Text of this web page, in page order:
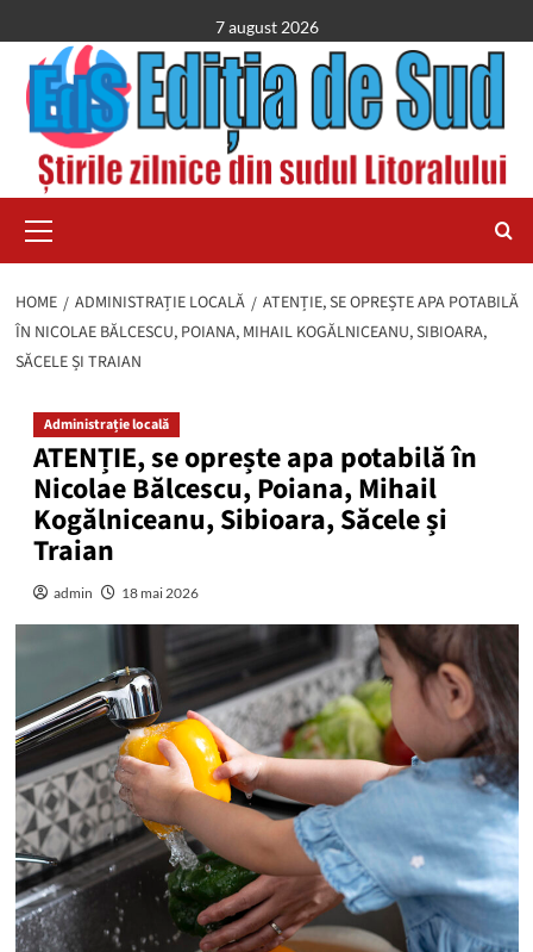
to
content
7 august 2026
Menu
HOME ADMINISTRAȚIE LOCALĂ
ATENȚIE, SE OPREȘTE APA POTABILĂ
ÎN NICOLAE BĂLCESCU, POIANA, MIHAIL KOGĂLNICEANU, SIBIOARA,
SĂCELE ȘI TRAIAN
Administrație locală
ATENȚIE, se oprește apa potabilă în
Nicolae Bălcescu, Poiana, Mihail
Kogălniceanu, Sibioara, Săcele și
Traian
admin 18 mai 2026